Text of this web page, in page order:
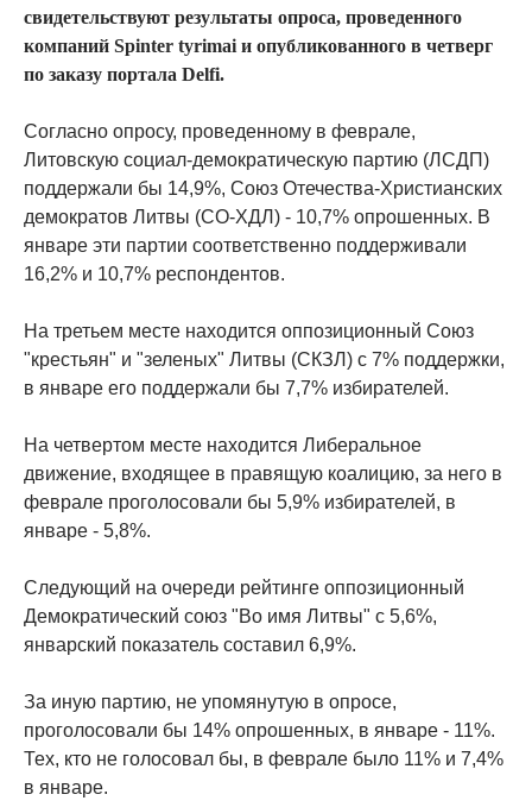
свидетельствуют результаты опроса, проведенного
компаний Spinter tyrimai и опубликованного в четверг
по заказу портала Delfi.
Согласно опросу, проведенному в феврале,
Литовскую социал-демократическую партию (ЛСДП)
поддержали бы 14,9%, Союз Отечества-Христианских
демократов Литвы (СО-ХДЛ) - 10,7% опрошенных. В
январе эти партии соответственно поддерживали
16,2% и 10,7% респондентов.
На третьем месте находится оппозиционный Союз
"крестьян" и "зеленых" Литвы (СКЗЛ) с 7% поддержки,
в январе его поддержали бы 7,7% избирателей.
На четвертом месте находится Либеральное
движение, входящее в правящую коалицию, за него в
феврале проголосовали бы 5,9% избирателей, в
январе - 5,8%.
Следующий на очереди рейтинге оппозиционный
Демократический союз "Во имя Литвы" с 5,6%,
январский показатель составил 6,9%.
За иную партию, не упомянутую в опросе,
проголосовали бы 14% опрошенных, в январе - 11%.
Тех, кто не голосовал бы, в феврале было 11% и 7,4%
в январе.